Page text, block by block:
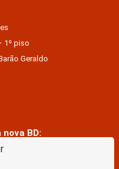
1º piso
Geraldo
BD: